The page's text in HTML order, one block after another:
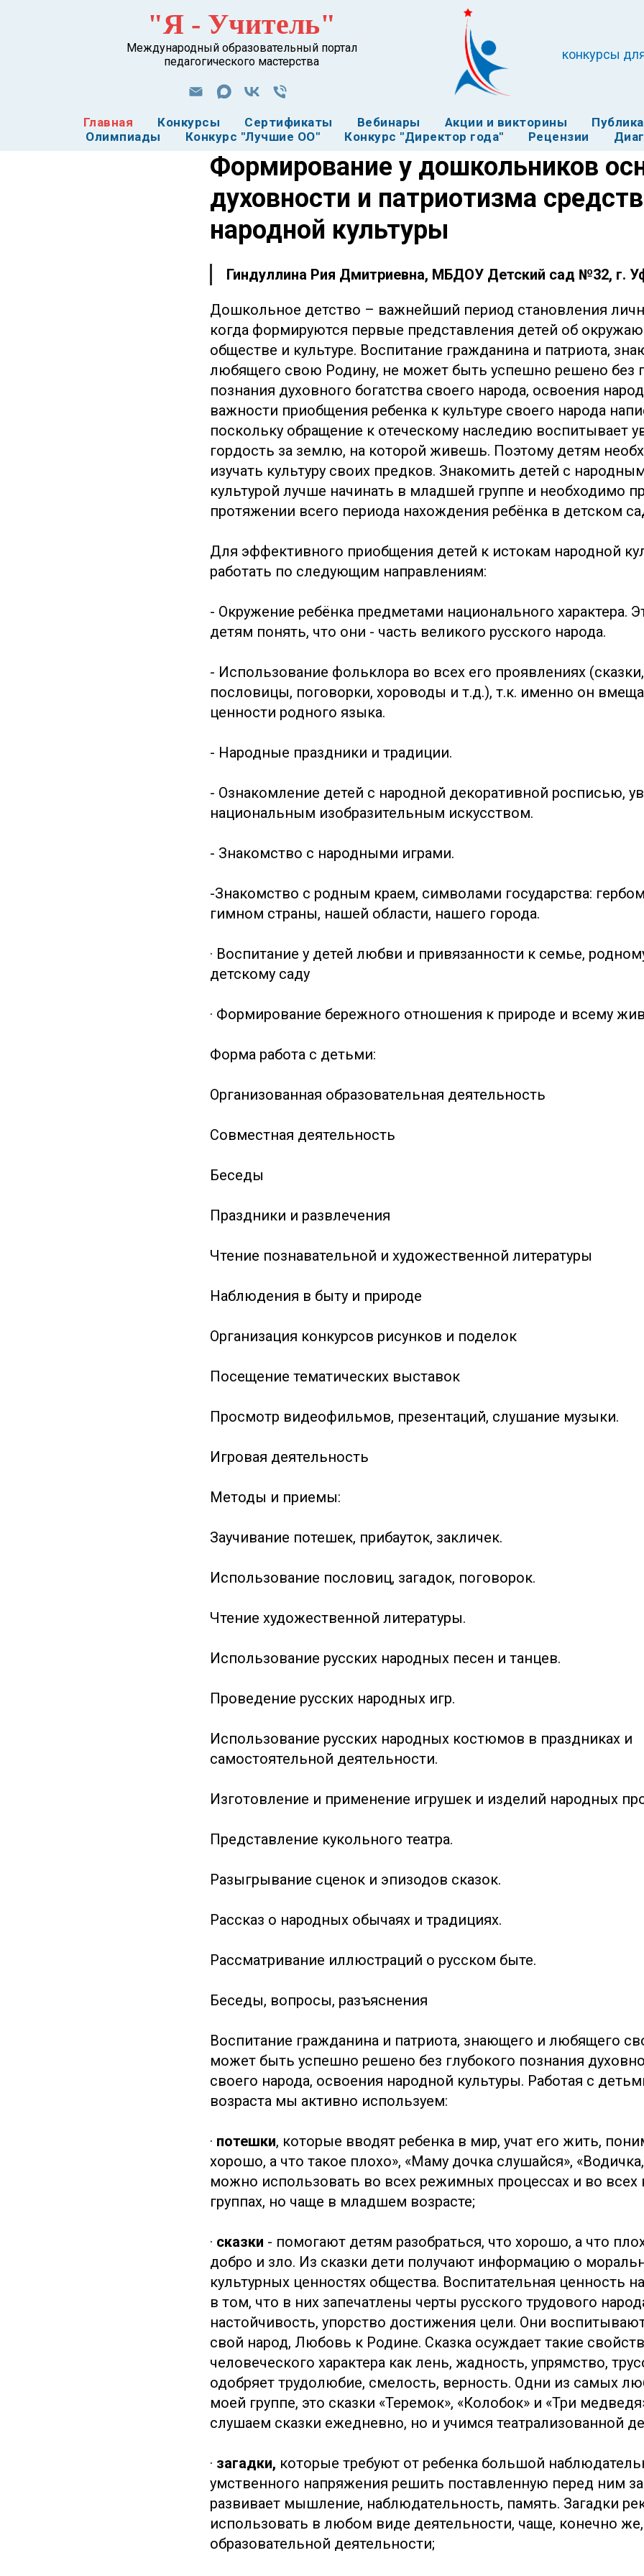
"Я - Учитель"
Международный образовательный портал
педагогического мастерства
конкурсы
Главная Конкурсы Сертификаты Вебинары Акции и викторины
Олимпиады
Конкурс "Лучшие ОО" Конкурс "Директор года" Рецензии
Формирование у дошкольников
духовности и патриотизма
народной культуры
Гиндуллина Рия Дмитриевна, МБДОУ Детский сад №32, г.
Дошкольное детство – важнейший период становления
когда формируются первые представления детей об
обществе и культуре. Воспитание гражданина и патриота,
любящего свою Родину, не может быть успешно решено без
познания духовного богатства своего народа, освоения
важности приобщения ребенка к культуре своего народа
поскольку обращение к отеческому наследию воспитывает
гордость за землю, на которой живешь. Поэтому детям
изучать культуру своих предков. Знакомить детей с
культурой лучше начинать в младшей группе и необходимо
протяжении всего периода нахождения ребёнка в детском
Для эффективного приобщения детей к истокам народной
работать по следующим направлениям:
- Окружение ребёнка предметами национального характера.
детям понять, что они - часть великого русского народа.
- Использование фольклора во всех его проявлениях
пословицы, поговорки, хороводы и т.д.), т.к. именно он
ценности родного языка.
- Народные праздники и традиции.
- Ознакомление детей с народной декоративной росписью,
национальным изобразительным искусством.
- Знакомство с народными играми.
-Знакомство с родным краем, символами государства:
гимном страны, нашей области, нашего города.
· Воспитание у детей любви и привязанности к семье,
детскому саду
· Формирование бережного отношения к природе и всему
Форма работа с детьми:
Организованная образовательная деятельность
Совместная деятельность
Беседы
Праздники и развлечения
Чтение познавательной и художественной литературы
Наблюдения в быту и природе
Организация конкурсов рисунков и поделок
Посещение тематических выставок
Просмотр видеофильмов, презентаций, слушание музыки.
Игровая деятельность
Методы и приемы:
Заучивание потешек, прибауток, закличек.
Использование пословиц, загадок, поговорок.
Чтение художественной литературы.
Использование русских народных песен и танцев.
Проведение русских народных игр.
Использование русских народных костюмов в праздниках и
самостоятельной деятельности.
Изготовление и применение игрушек и изделий народных
Представление кукольного театра.
Разыгрывание сценок и эпизодов сказок.
Рассказ о народных обычаях и традициях.
Рассматривание иллюстраций о русском быте.
Беседы, вопросы, разъяснения
Воспитание гражданина и патриота, знающего и любящего
может быть успешно решено без глубокого познания
своего народа, освоения народной культуры. Работая с
возраста мы активно используем:
· потешки, которые вводят ребенка в мир, учат его жить,
хорошо, а что такое плохо», «Маму дочка слушайся»,
можно использовать во всех режимных процессах и во всех
группах, но чаще в младшем возрасте;
· сказки - помогают детям разобраться, что хорошо, а что
добро и зло. Из сказки дети получают информацию о
культурных ценностях общества. Воспитательная ценность
в том, что в них запечатлены черты русского трудового
настойчивость, упорство достижения цели. Они
свой народ, Любовь к Родине. Сказка осуждает такие
человеческого характера как лень, жадность, упрямство,
одобряет трудолюбие, смелость, верность. Одни из самых
моей группе, это сказки «Теремок», «Колобок» и «Три
слушаем сказки ежедневно, но и учимся театрализованной
· загадки, которые требуют от ребенка большой
умственного напряжения решить поставленную перед ним
развивает мышление, наблюдательность, память. Загадки
использовать в любом виде деятельности, чаще, конечно
образовательной деятельности;